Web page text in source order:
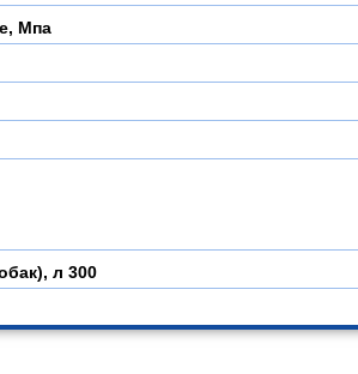
Мпа
л 300